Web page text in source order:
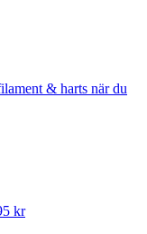
& harts när du
kr